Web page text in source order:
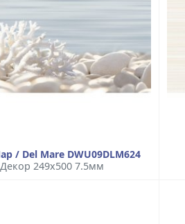
/ Del Mare DWU09DLM624
Декор 249x500 7.5мм